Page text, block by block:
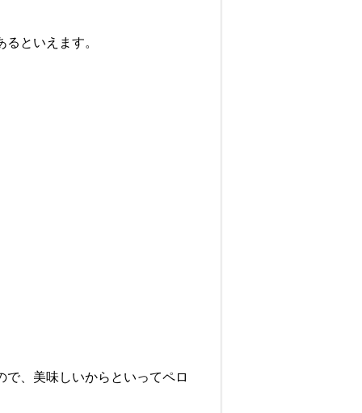
といえます。
、美味しいからといってペロ